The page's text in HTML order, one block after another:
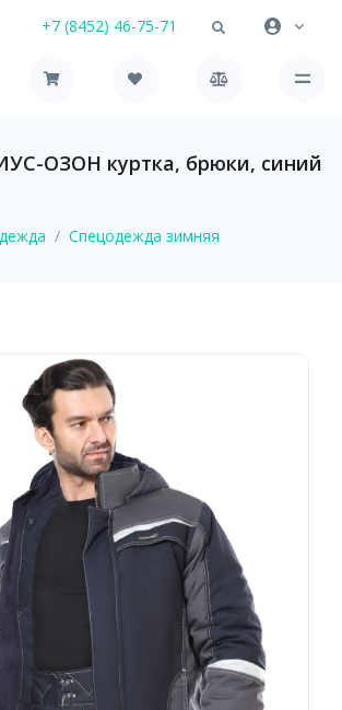
+7 (8452) 46-75-71
ОЗОН куртка, брюки, синий
Спецодежда зимняя